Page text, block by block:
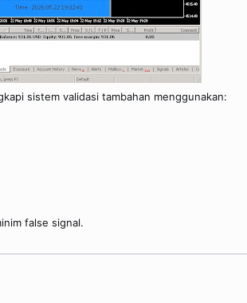
sistem validasi tambahan menggunakan:
false signal.